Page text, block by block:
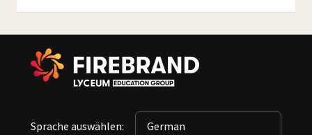
Sprache auswählen: